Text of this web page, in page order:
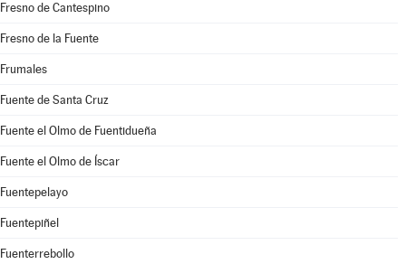
Fresno de Cantespino
Fresno de la Fuente
Frumales
Fuente de Santa Cruz
Fuente el Olmo de Fuentidueña
Fuente el Olmo de Íscar
Fuentepelayo
Fuentepiñel
Fuenterrebollo